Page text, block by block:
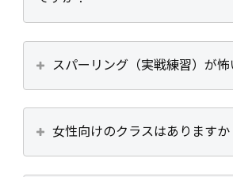
スパーリング（実戦練習）が
女性向けのクラスはありますか